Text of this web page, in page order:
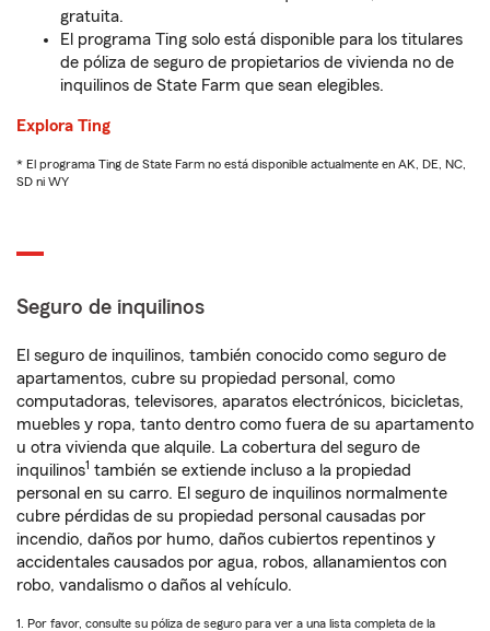
gratuita.
El programa Ting solo está disponible para los titulares
de póliza de seguro de propietarios de vivienda no de
inquilinos de State Farm que sean elegibles.
Explora Ting
* El programa Ting de State Farm no está disponible actualmente en AK, DE, NC,
SD ni WY
Seguro de inquilinos
El seguro de inquilinos, también conocido como seguro de
apartamentos, cubre su propiedad personal, como
computadoras, televisores, aparatos electrónicos, bicicletas,
muebles y ropa, tanto dentro como fuera de su apartamento
u otra vivienda que alquile. La cobertura del seguro de
inquilinos1 también se extiende incluso a la propiedad
personal en su carro. El seguro de inquilinos normalmente
cubre pérdidas de su propiedad personal causadas por
incendio, daños por humo, daños cubiertos repentinos y
accidentales causados por agua, robos, allanamientos con
robo, vandalismo o daños al vehículo.
1. Por favor, consulte su póliza de seguro para ver a una lista completa de la